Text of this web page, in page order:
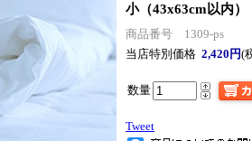
小（43x63cm以内）
商品番号 1309-ps
当店特別価格 2,420円(
数量
Tweet